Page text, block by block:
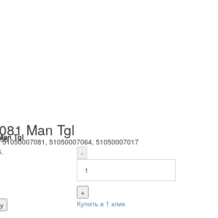
Man Tgl
Tgl
51050007081, 51050007064, 51050007017
-
+
Купить в 1 клик